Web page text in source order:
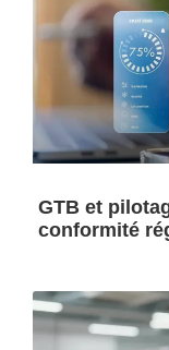
GTB et
conformité